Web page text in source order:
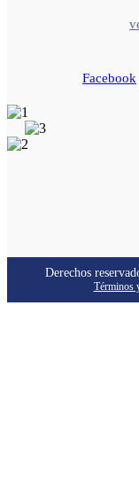
Facebook
Derechos
Términos